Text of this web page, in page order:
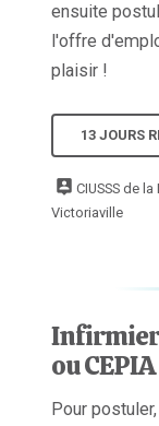
ensuite
l'offre
plaisir !
13 JOURS
CIUSSS de
Victoriaville
ou
Pour